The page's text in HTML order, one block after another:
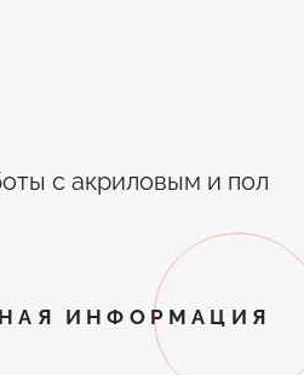
с акриловым и
ИНФОРМАЦИЯ